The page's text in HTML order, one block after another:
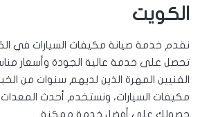
الكويت
نقدم خدمة صيانة مكيفات السيارات في
تحصل على خدمة عالية الجودة وأسعار
الفنيين المهرة الذين لديهم سنوات من
مكيفات السيارات، ونستخدم أحدث المعدات
حصولك على أفضل خدمة ممكنة.